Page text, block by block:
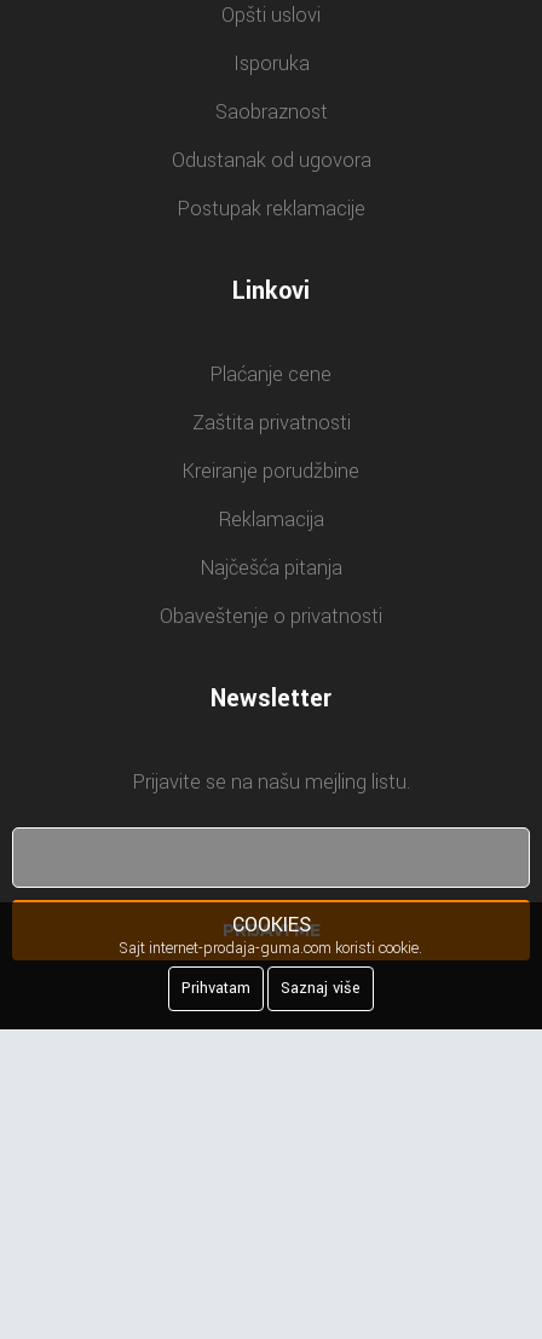
Opšti uslovi
Isporuka
Saobraznost
Odustanak od ugovora
Postupak reklamacije
Linkovi
Plaćanje cene
Zaštita privatnosti
Kreiranje porudžbine
Reklamacija
Najčešća pitanja
Obaveštenje o privatnosti
Newsletter
Prijavite se na našu mejling listu.
PRIJAVI ME
COOKIES
Sajt internet-prodaja-guma.com koristi cookie.
Prihvatam
Saznaj više